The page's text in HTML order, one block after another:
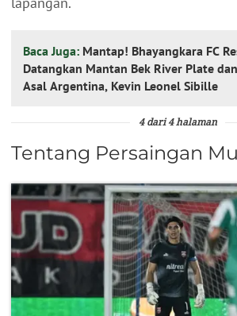
Baca Juga: Mantap! Bhayangkara FC
Datangkan Mantan Bek River Plate
Asal Argentina, Kevin Leonel Sibille
4 dari 4 halaman
Tentang Persaingan